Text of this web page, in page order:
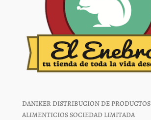
DANIKER DISTRIBUCION DE PRODUCTOS
ALIMENTICIOS SOCIEDAD LIMITADA